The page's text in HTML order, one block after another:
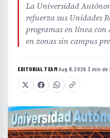
La Universidad
refuerza sus Unidades
programas en línea con
en zonas sin campus
EDITORIAL TEAM·Aug 9, 2026 ·3 min de